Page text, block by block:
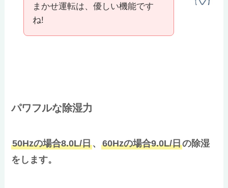
まかせ運転は、優しい機能です
ね!
パワフルな除湿力
50Hzの場合8.0L/日、60Hzの場合9.0L/日の除湿
をします。